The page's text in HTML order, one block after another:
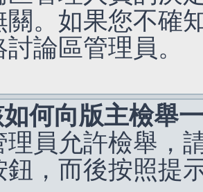
關。如果您不確
論區管理員。
何向版主檢舉
理員允許檢舉，
鈕，而後按照提